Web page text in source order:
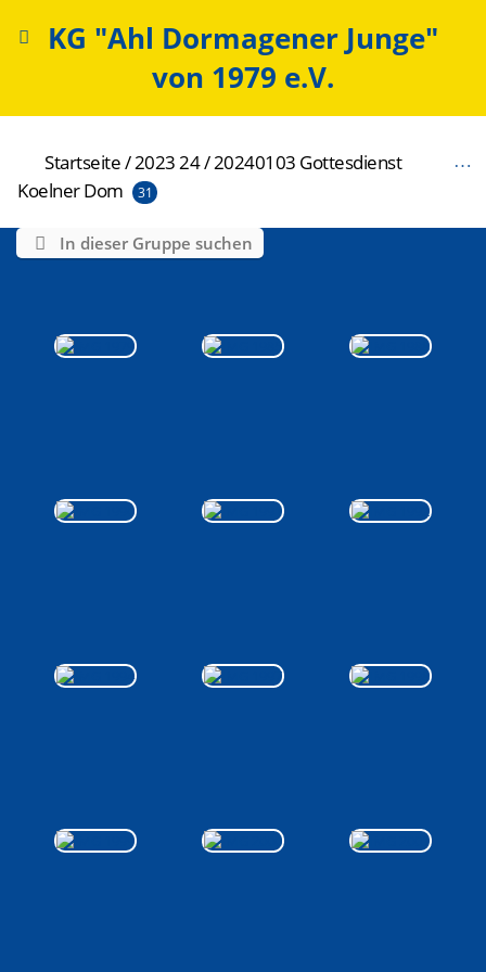
KG "Ahl Dormagener Junge"
von 1979 e.V.
Startseite/2023 24/20240103 Gottesdienst
Koelner Dom
31
In dieser Gruppe suchen